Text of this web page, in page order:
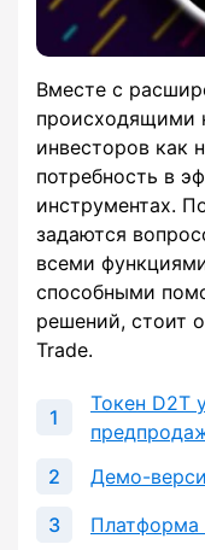
Вместе с
происходящими
инвесторов как
потребность в
инструментах.
задаются
всеми
способными
решений, стоит
Trade.
Токен D2T
Демо-
Платформа